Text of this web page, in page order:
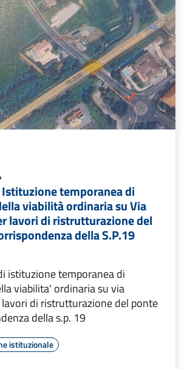
Istituzione temporanea di
viabilità ordinaria su Via
lavori di ristrutturazione del
della S.P.19
istituzione temporanea di
viabilita' ordinaria su via
di ristrutturazione del ponte
della s.p. 19
istituzionale